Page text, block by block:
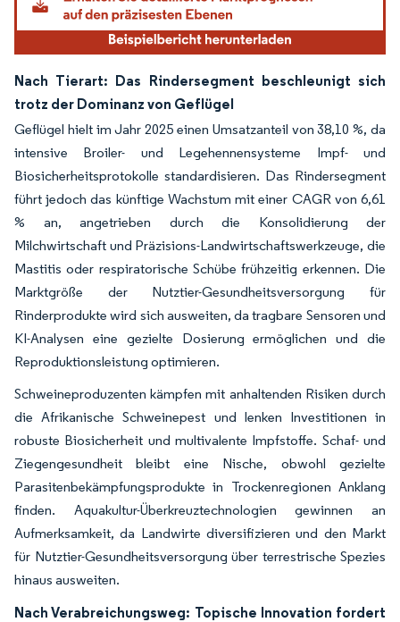
Nach Tierart: Das Rindersegment beschleunigt sich
trotz der Dominanz von Geflügel
Geflügel hielt im Jahr 2025 einen Umsatzanteil von 38,10 %, da
intensive Broiler- und Legehennensysteme Impf- und
Biosicherheitsprotokolle standardisieren. Das Rindersegment
führt jedoch das künftige Wachstum mit einer CAGR von 6,61
% an, angetrieben durch die Konsolidierung der
Milchwirtschaft und Präzisions-Landwirtschaftswerkzeuge, die
Mastitis oder respiratorische Schübe frühzeitig erkennen. Die
Marktgröße der Nutztier-Gesundheitsversorgung für
Rinderprodukte wird sich ausweiten, da tragbare Sensoren und
KI-Analysen eine gezielte Dosierung ermöglichen und die
Reproduktionsleistung optimieren.
Schweineproduzenten kämpfen mit anhaltenden Risiken durch
die Afrikanische Schweinepest und lenken Investitionen in
robuste Biosicherheit und multivalente Impfstoffe. Schaf- und
Ziegengesundheit bleibt eine Nische, obwohl gezielte
Parasitenbekämpfungsprodukte in Trockenregionen Anklang
finden. Aquakultur-Überkreuztechnologien gewinnen an
Aufmerksamkeit, da Landwirte diversifizieren und den Markt
für Nutztier-Gesundheitsversorgung über terrestrische Spezies
hinaus ausweiten.
Nach Verabreichungsweg: Topische Innovation fordert